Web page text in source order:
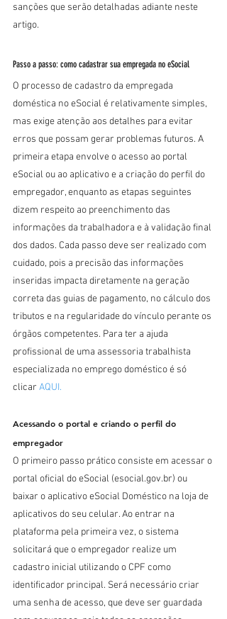
sanções que serão detalhadas adiante neste
artigo.
Passo a passo: como cadastrar sua empregada no eSocial
O processo de cadastro da empregada
doméstica no eSocial é relativamente simples,
mas exige atenção aos detalhes para evitar
erros que possam gerar problemas futuros. A
primeira etapa envolve o acesso ao portal
eSocial ou ao aplicativo e a criação do perfil do
empregador, enquanto as etapas seguintes
dizem respeito ao preenchimento das
informações da trabalhadora e à validação final
dos dados. Cada passo deve ser realizado com
cuidado, pois a precisão das informações
inseridas impacta diretamente na geração
correta das guias de pagamento, no cálculo dos
tributos e na regularidade do vínculo perante os
órgãos competentes. Para ter a ajuda
profissional de uma assessoria trabalhista
especializada no emprego doméstico é só
clicar AQUI.
Acessando o portal e criando o perfil do
empregador
O primeiro passo prático consiste em acessar o
portal oficial do eSocial (esocial.gov.br) ou
baixar o aplicativo eSocial Doméstico na loja de
aplicativos do seu celular. Ao entrar na
plataforma pela primeira vez, o sistema
solicitará que o empregador realize um
cadastro inicial utilizando o CPF como
identificador principal. Será necessário criar
uma senha de acesso, que deve ser guardada